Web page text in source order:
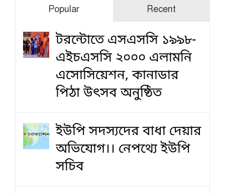
Popular Recent
টরন্টোতে এসএসসি ১৯৯৮-
এইচএসসি ২০০০ এলামনি
এসোসিয়েশন, কানাডার
পিঠা উৎসব অনুষ্ঠিত
ইউপি সদস্যদের বাধা দেয়ার
অভিযোগ।। নেপথ্যে ইউপি
সচিব